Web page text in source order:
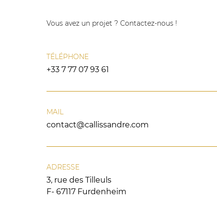
Vous avez un projet ? Contactez-nous !
TÉLÉPHONE
+33 7 77 07 93 61
MAIL
contact@callissandre.com
ADRESSE
3, rue des Tilleuls
F- 67117 Furdenheim